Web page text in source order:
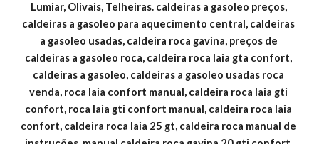
Lumiar, Olivais, Telheiras. caldeiras a gasoleo preços,
caldeiras a gasoleo para aquecimento central, caldeiras
a gasoleo usadas, caldeira roca gavina, preços de
caldeiras a gasoleo roca, caldeira roca laia gta confort,
caldeiras a gasoleo, caldeiras a gasoleo usadas roca
venda, roca laia confort manual, caldeira roca laia gti
confort, roca laia gti confort manual, caldeira roca laia
confort, caldeira roca laia 25 gt, caldeira roca manual de